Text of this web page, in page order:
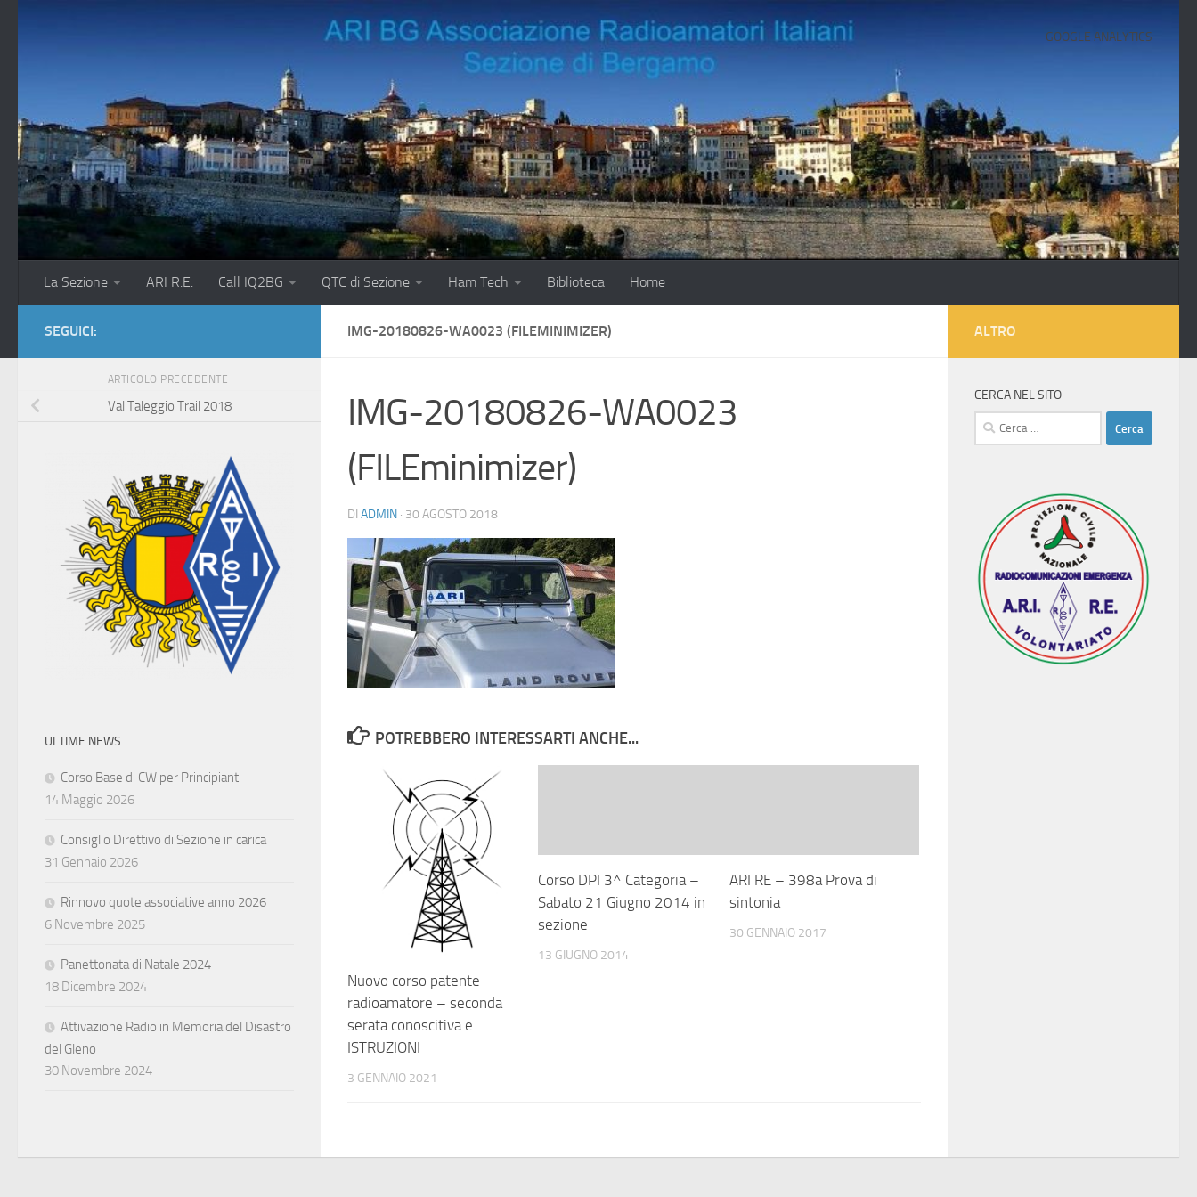
GOOGLE ANALYTICS
La Sezione ARI R.E. Call IQ2BG QTC di Sezione Ham Tech Biblioteca Home
IMG-20180826-WA0023 (FILEMINIMIZER)
IMG-20180826-WA0023
(FILEminimizer)
DI ADMIN · 30 AGOSTO 2018
POTREBBERO INTERESSARTI ANCHE...
Nuovo corso patente
radioamatore – seconda
serata conoscitiva e
ISTRUZIONI
3 GENNAIO 2021
Corso DPI 3^ Categoria –
Sabato 21 Giugno 2014 in
sezione
13 GIUGNO 2014
ARI RE – 398a Prova di
sintonia
30 GENNAIO 2017
SEGUICI:
ARTICOLO PRECEDENTE
Val Taleggio Trail 2018
ULTIME NEWS
Corso Base di CW per Principianti
14 Maggio 2026
Consiglio Direttivo di Sezione in carica
31 Gennaio 2026
Rinnovo quote associative anno 2026
6 Novembre 2025
Panettonata di Natale 2024
18 Dicembre 2024
Attivazione Radio in Memoria del Disastro
del Gleno
30 Novembre 2024
ALTRO
CERCA NEL SITO
Ricerca
per: